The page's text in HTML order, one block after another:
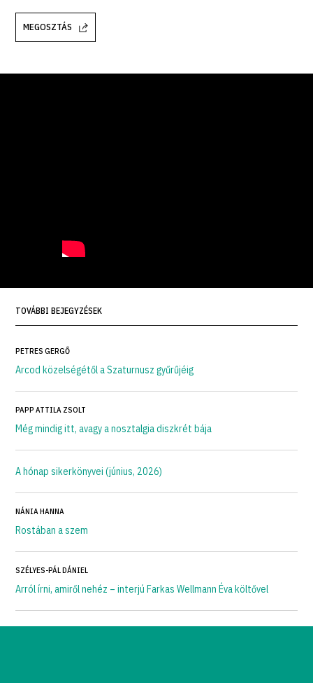
MEGOSZTÁS
TOVÁBBI BEJEGYZÉSEK
PETRES GERGŐ
Arcod közelségétől a Szaturnusz gyűrűjéig
PAPP ATTILA ZSOLT
Még mindig itt, avagy a nosztalgia diszkrét bája
A hónap sikerkönyvei (június, 2026)
NÁNIA HANNA
Rostában a szem
SZÉLYES-PÁL DÁNIEL
Arról írni, amiről nehéz – interjú Farkas Wellmann Éva költővel